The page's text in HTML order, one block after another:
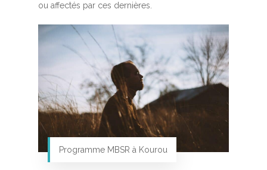
ou affectés par ces dernières.
Programme MBSR à Kourou